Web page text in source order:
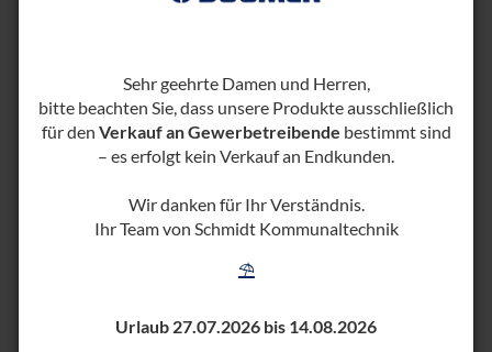
Sehr geehrte Damen und Herren,
bitte beachten Sie, dass unsere Produkte ausschließlich
für den Verkauf an Gewerbetreibende bestimmt sind
– es erfolgt kein Verkauf an Endkunden.
Wir danken für Ihr Verständnis.
Ihr Team von Schmidt Kommunaltechnik
⛱️
Urlaub 27.07.2026 bis 14.08.2026